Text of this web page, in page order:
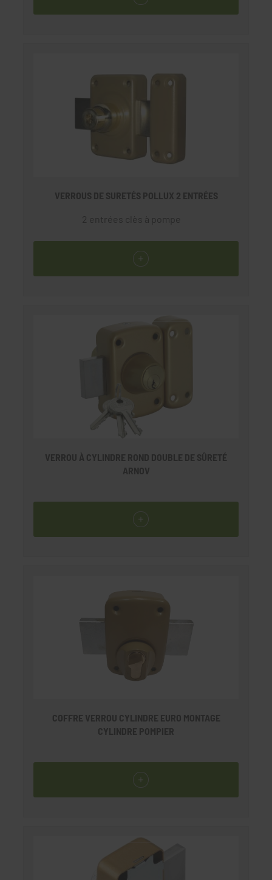
VERROUS DE SURETÉS POLLUX 2 ENTRÉES
2 entrées clès à pompe
VERROU À CYLINDRE ROND DOUBLE DE SÛRETÉ
ARNOV
COFFRE VERROU CYLINDRE EURO MONTAGE
CYLINDRE POMPIER